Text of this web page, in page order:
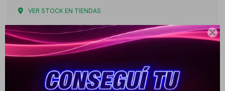

VER STOCK EN TIENDAS
Envíos
Cambios y Devoluciones
Medios de pago